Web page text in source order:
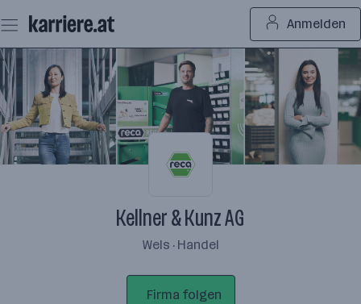
Seiteninhalt
springen
Anmelden
Kellner & Kunz AG
Wels · Handel
Firma folgen